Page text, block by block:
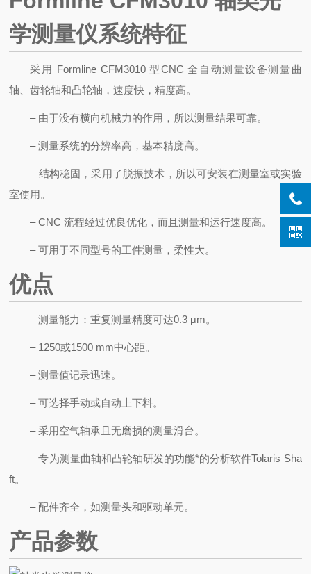
学测量仪系统特征
采用 Formline CFM3010 型CNC 全自动测量设备测量曲
轴、齿轮轴和凸轮轴，速度快，精度高。
– 由于没有横向机械力的作用，所以测量结果可靠。
– 测量系统的分辨率高，基本精度高。
– 结构稳固，采用了脱振技术，所以可安装在测量室或实验
室使用。
– CNC 流程经过优良优化，而且测量和运行速度高。
– 可用于不同型号的工件测量，柔性大。
优点
– 测量能力：重复测量精度可达0.3 μm。
– 1250或1500 mm中心距。
– 测量值记录迅速。
– 可选择手动或自动上下料。
– 采用空气轴承且无磨损的测量滑台。
– 专为测量曲轴和凸轮轴研发的功能*的分析软件Tolaris Sha
ft。
– 配件齐全，如测量头和驱动单元。
产品参数